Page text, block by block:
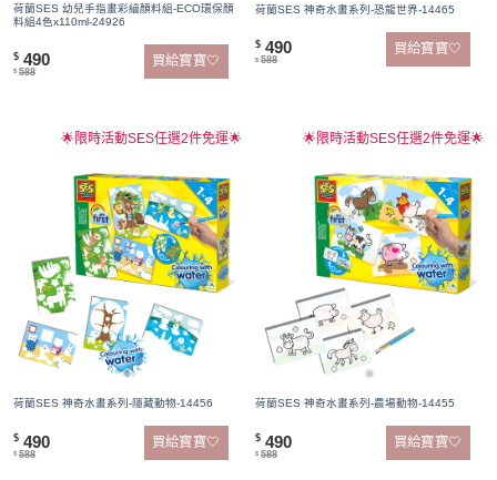
荷蘭SES 幼兒手指畫彩繪顏料組-ECO環保顏
料組4色x110ml-24926
$ 490
$ 588
買給寶寶🤍
荷蘭SES 神奇水畫系列-恐龍世界-14465
$ 490
$ 588
買給寶寶🤍
🌟限時活動SES任選2件免運🌟
荷蘭SES 神奇水畫系列-隱藏動物-14456
$ 490
$ 588
買給寶寶🤍
🌟限時活動SES任選2件免運🌟
荷蘭SES 神奇水畫系列-農場動物-14455
$ 490
$ 588
買給寶寶🤍